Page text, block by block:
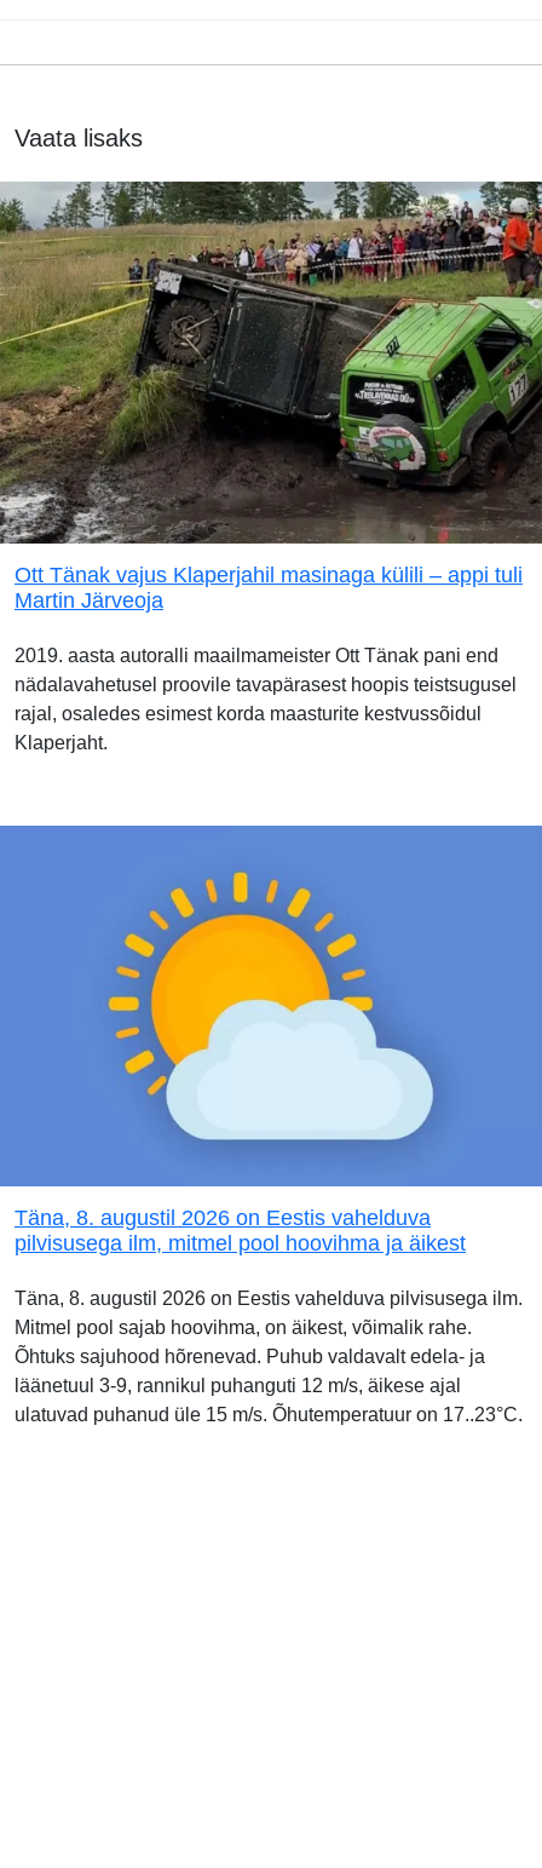
Vaata lisaks
Ott Tänak vajus Klaperjahil masinaga külili – appi tuli
Martin Järveoja
2019. aasta autoralli maailmameister Ott Tänak pani end
nädalavahetusel proovile tavapärasest hoopis teistsugusel
rajal, osaledes esimest korda maasturite kestvussõidul
Klaperjaht.
Täna, 8. augustil 2026 on Eestis vahelduva
pilvisusega ilm, mitmel pool hoovihma ja äikest
Täna, 8. augustil 2026 on Eestis vahelduva pilvisusega ilm.
Mitmel pool sajab hoovihma, on äikest, võimalik rahe.
Õhtuks sajuhood hõrenevad. Puhub valdavalt edela- ja
läänetuul 3-9, rannikul puhanguti 12 m/s, äikese ajal
ulatuvad puhanud üle 15 m/s. Õhutemperatuur on 17..23°C.